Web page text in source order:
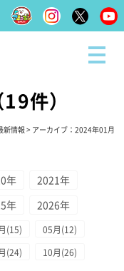
件）
新情報> アーカイブ：2024年01月
年 2021年
年 2026年
(15) 05月(12)
(24) 10月(26)